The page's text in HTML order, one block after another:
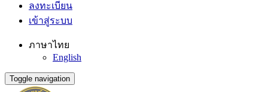
ลงทะเบียน
เข้าสู่ระบบ
ภาษาไทย
English
Toggle navigation